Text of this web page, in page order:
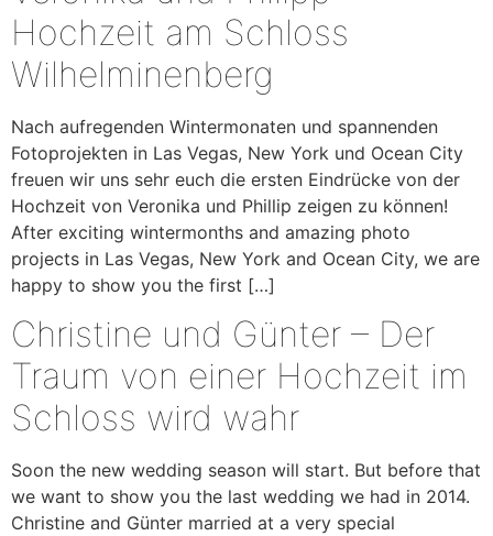
Hochzeit am Schloss
Wilhelminenberg
Nach aufregenden Wintermonaten und spannenden
Fotoprojekten in Las Vegas, New York und Ocean City
freuen wir uns sehr euch die ersten Eindrücke von der
Hochzeit von Veronika und Phillip zeigen zu können!
After exciting wintermonths and amazing photo
projects in Las Vegas, New York and Ocean City, we are
happy to show you the first […]
Christine und Günter – Der
Traum von einer Hochzeit im
Schloss wird wahr
Soon the new wedding season will start. But before that
we want to show you the last wedding we had in 2014.
Christine and Günter married at a very special